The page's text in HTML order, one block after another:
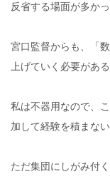
反省する場面が多かっ
宮口監督からも、「
上げていく必要があ
私は不器用なので、
加して経験を積まな
ただ集団にしがみ付